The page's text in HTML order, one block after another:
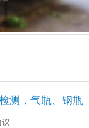
测，气瓶、钢瓶